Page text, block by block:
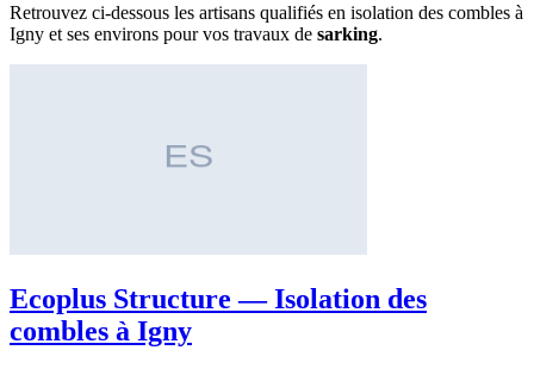
Retrouvez ci-dessous les artisans qualifiés en isolation des combles à
Igny et ses environs pour vos travaux de sarking.
Ecoplus Structure — Isolation des
combles à Igny